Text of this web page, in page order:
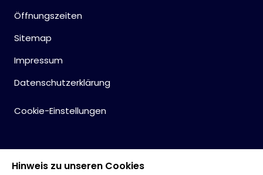
Öffnungszeiten
Sitemap
Impressum
Datenschutzerklärung
Cookie-Einstellungen
Hinweis zu unseren Cookies